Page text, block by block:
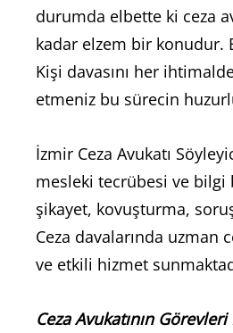
durumda elbette ki ceza
kadar elzem bir konudur.
Kişi davasını her
etmeniz bu sürecin
İzmir Ceza Avukatı
mesleki tecrübesi ve bilgi
şikayet, kovuşturma,
Ceza davalarında uzman
ve etkili hizmet
Ceza Avukatının